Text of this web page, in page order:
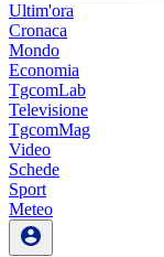
Ultim'ora
Cronaca
Mondo
Economia
TgcomLab
Televisione
TgcomMag
Video
Schede
Sport
Meteo